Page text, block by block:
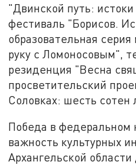
"Двинской путь:
фестиваль "Борисов.
образовательная
руку с Ломоносовым",
резиденция "Весна
просветительский
Соловках: шесть сотен
Победа в федеральном
важность культурных
Архангельской